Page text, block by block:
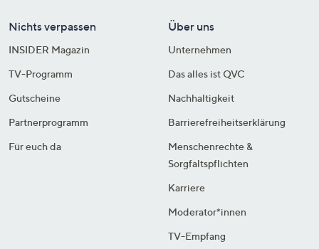
Nichts verpassen
INSIDER Magazin
TV-Programm
Gutscheine
Partnerprogramm
Für euch da
Über uns
Unternehmen
Das alles ist QVC
Nachhaltigkeit
Barrierefreiheitserklärung
Menschenrechte &
Sorgfaltspflichten
Karriere
Moderator*innen
TV-Empfang